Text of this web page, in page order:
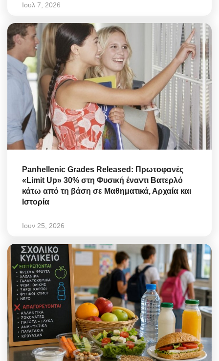
Ιουλ 7, 2026
Panhellenic Grades Released: Πρωτοφανές
«Limit Up» 30% στη Φυσική έναντι Βατερλό
κάτω από τη βάση σε Μαθηματικά, Αρχαία και
Ιστορία
Ιουν 25, 2026